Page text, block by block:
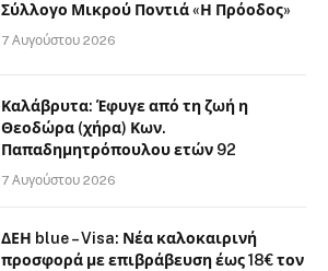
Σύλλογο Μικρού Ποντιά «Η Πρόοδος»
7 Αυγούστου 2026
Καλάβρυτα: Έφυγε από τη ζωή η
Θεοδώρα (χήρα) Κων.
Παπαδημητρόπουλου ετών 92
7 Αυγούστου 2026
ΔΕΗ blue – Visa: Νέα καλοκαιρινή
προσφορά με επιβράβευση έως 18€ τον